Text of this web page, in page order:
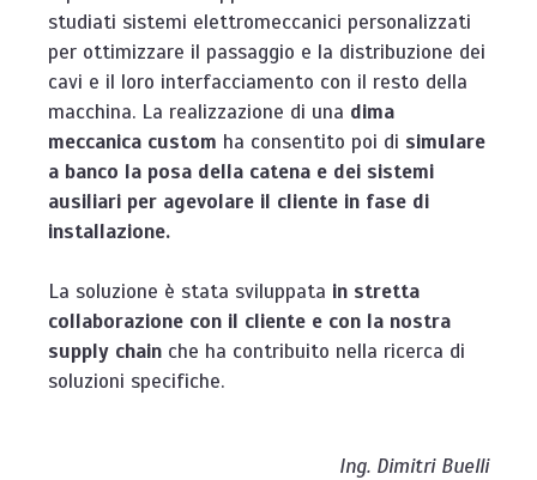
studiati sistemi elettromeccanici personalizzati
per ottimizzare il passaggio e la distribuzione dei
cavi e il loro interfacciamento con il resto della
macchina. La realizzazione di una dima
meccanica custom ha consentito poi di simulare
a banco la posa della catena e dei sistemi
ausiliari per agevolare il cliente in fase di
installazione.
La soluzione è stata sviluppata in stretta
collaborazione con il cliente e con la nostra
supply chain che ha contribuito nella ricerca di
soluzioni specifiche.
Ing. Dimitri Buelli